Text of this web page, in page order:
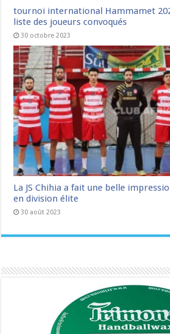
tournoi international Hammamet
liste des joueurs convoqués
30 octobre 2023
La JS Chihia a fait une belle
en division élite
30 août 2023